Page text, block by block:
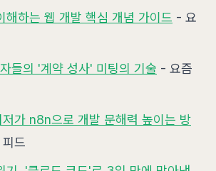
해하는 웹 개발 핵심 개념 가이드 - 요
들의 '계약 성사' 미팅의 기술 - 요즘
가 n8n으로 개발 문해력 높이는 방
드